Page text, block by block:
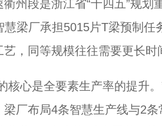
段是浙江省“十四五”规划
慧梁厂承担5015片T梁预制
艺，同等规模往往需要更长时
心是全要素生产率的提升。
厂布局4条智慧生产线与2